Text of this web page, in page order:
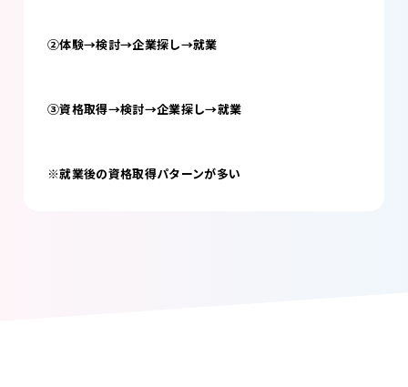
②体験→検討→企業探し→就業
③資格取得→検討→企業探し→就業
※就業後の資格取得パターンが多い